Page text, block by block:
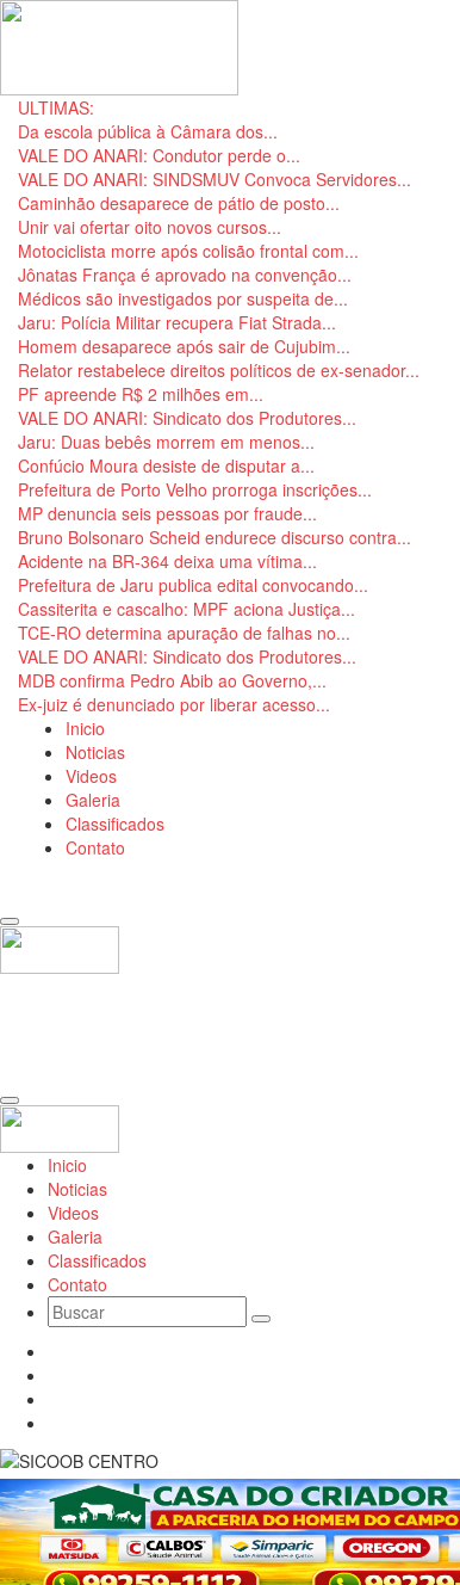
ULTIMAS:
Da escola pública à Câmara dos...
VALE DO ANARI: Condutor perde o...
VALE DO ANARI: SINDSMUV Convoca Servidores...
Caminhão desaparece de pátio de posto...
Unir vai ofertar oito novos cursos...
Motociclista morre após colisão frontal com...
Jônatas França é aprovado na convenção...
Médicos são investigados por suspeita de...
Jaru: Polícia Militar recupera Fiat Strada...
Homem desaparece após sair de Cujubim...
Relator restabelece direitos políticos de ex-senador...
PF apreende R$ 2 milhões em...
VALE DO ANARI: Sindicato dos Produtores...
Jaru: Duas bebês morrem em menos...
Confúcio Moura desiste de disputar a...
Prefeitura de Porto Velho prorroga inscrições...
MP denuncia seis pessoas por fraude...
Bruno Bolsonaro Scheid endurece discurso contra...
Acidente na BR-364 deixa uma vítima...
Prefeitura de Jaru publica edital convocando...
Cassiterita e cascalho: MPF aciona Justiça...
TCE-RO determina apuração de falhas no...
VALE DO ANARI: Sindicato dos Produtores...
MDB confirma Pedro Abib ao Governo,...
Ex-juiz é denunciado por liberar acesso...
Inicio
Noticias
Videos
Galeria
Classificados
Contato
Inicio
Noticias
Videos
Galeria
Classificados
Contato